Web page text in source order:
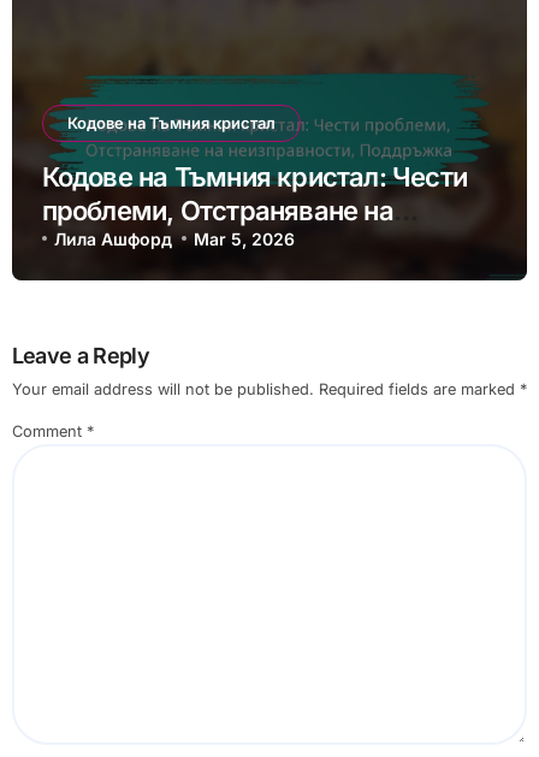
Кодове на Тъмния кристал
Кодове на Тъмния кристал: Чести
проблеми, Отстраняване на
неизправности, Поддръжка
Лила Ашфорд Mar 5, 2026
Leave a Reply
Your email address will not be published. Required fields are marked *
Comment *